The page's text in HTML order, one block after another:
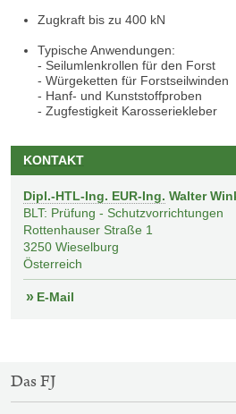
Zugkraft bis zu 400 kN
Typische Anwendungen:
- Seilumlenkrollen für den Forst
- Würgeketten für Forstseilwinden
- Hanf- und Kunststoffproben
- Zugfestigkeit Karosseriekleber
KONTAKT
Dipl.-HTL-Ing. EUR-Ing. Walter
BLT: Prüfung - Schutzvorrichtungen
Rottenhauser Straße 1
3250 Wieselburg
Österreich
E-Mail
SITEMAP-
NAVIGATION
Das FJ